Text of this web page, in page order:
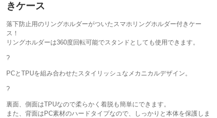
きケース
落下防止用のリングホルダーがついたスマホリングホルダー付きケー
ス！
リングホルダーは360度回転可能でスタンドとしても使用できます。
?
PCとTPUを組み合わせたスタイリッシュなメカニカルデザイン。
?
裏面、側面はTPUなので柔らかく着脱も簡単にできます。
また、背面はPC素材のハードタイプなので、しっかりと本体を保護しま